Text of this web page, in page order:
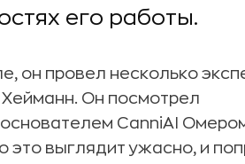
его работы.
он провел несколько
Он посмотрел
CanniAI
это выглядит ужасно, и